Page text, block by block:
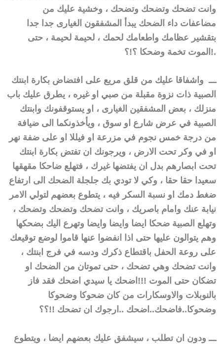
وانت تضحك وتضحك وتضحك ، وخشية عليك من
مضاعفات داء الضحك يبدأ المشفقون الغيارى جدا جدا
بتقشير عظامك واطعامك لحمك ، لحيمة لحيمة ، حتى
الموت تخمة وضحكا ؟!؟!.
ـــ واشفاقا عليك من قلق مريع على افتضاض بكارة ابنتك
الصبية ذات نزوة مقبلة من صبي او غيره ، يطرق عليك باب
منزلك ، بعض المشفقين الغيارى ، او يستوقفونك وابنتك
الصبية في عرض شارع او سوق ، ويأخذونكما الى ضيافة
من درجة خمس نجوم في مزرعة او فيللا او على ضفة نهر
او في وكر تحت الارض ، ويرجونك ان تفتض بكارة ابنتك
تحت ابصارهم بدل ان يفتضها غيرك ، فتهلع ضاحكا مقهقها
سعيدا حقا حقا ، وكي لا تودي بك جلجلة الضحك الى ارتفاع
ضغط دمك او نسبة السكر فيه ، يتطوع بعضهم لتولي الامر
نيابة عنك وامام باصريك ، وانت تضحك وتضحك وتضحك ،
وتهلع الصبية ضحكا ايضا وايضا وايضا وتهرع اليك بضحكها
وهم يتوالون عليها حتى اذا انفضوا عنها قاموا لوضع توقيعك
على روعة الحفل باقتطاع ذكرك ودسه في فرج ابنتك ،
وانت تضحك وهي تضحك ، حتى تموتان من الضحك او
تضكان حتى الموت !!! اضحك يا سيدي اضحك فقد فاز
بالنوبلات والاوسكارات من كان ضحوكا وضحوكا
وضحوكا..فاضحك..اضحك ..ارجوك ان تضحك !!؟؟
ـــ ودون ان تطلب ، سيشفق عليك بعضهم ايضا ، ويتطوع